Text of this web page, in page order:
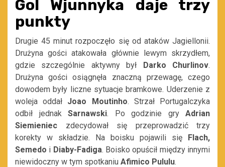
Gol Wjunnyka daje trzy
punkty
Drugie 45 minut rozpoczęło się od ataków Jagiellonii.
Drużyna gości atakowała głównie lewym skrzydłem,
gdzie szczególnie aktywny był Darko Churlinov.
Drużyna gości osiągnęła znaczną przewagę, czego
dowodem były liczne sytuacje bramkowe. Uderzenie z
woleja oddał Joao Moutinho. Strzał Portugalczyka
odbił jednak Sarnawski. Po godzinie gry Adrian
Siemieniec zdecydował się przeprowadzić trzy
korekty w składzie. Na boisku pojawili się Flach,
Semedo i Diaby-Fadiga. Boisko opuścił między innymi
niewidoczny w tym spotkaniu Afimico Pululu.